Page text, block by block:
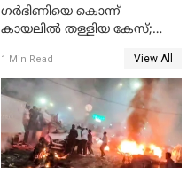
ഗര്‍ഭിണിയെ കൊന്ന്
കായലില്‍ തള്ളിയ കേസ്;
1 Min Read View All